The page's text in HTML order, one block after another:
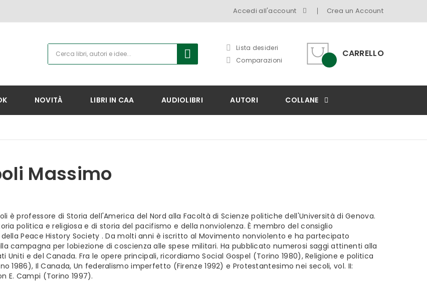
Accedi all'account Crea un Account
CARRELLO
Lista desideri
Comparazioni
NOVITÀ LIBRI IN CAA AUDIOLIBRI AUTORI COLLANE
Massimo
è professore di Storia dell'America del Nord alla Facoltà di Scienze politiche dell'Università di Genova.
politica e religiosa e di storia del pacifismo e della nonviolenza. È membro del consiglio
Peace History Society . Da molti anni è iscritto al Movimento nonviolento e ha partecipato
campagna per lobiezione di coscienza alle spese militari. Ha pubblicato numerosi saggi attinenti alla
Uniti e del Canada. Fra le opere principali, ricordiamo Social Gospel (Torino 1980), Religione e politica
1986), Il Canada, Un federalismo imperfetto (Firenze 1992) e Protestantesimo nei secoli, vol. II:
E. Campi (Torino 1997).